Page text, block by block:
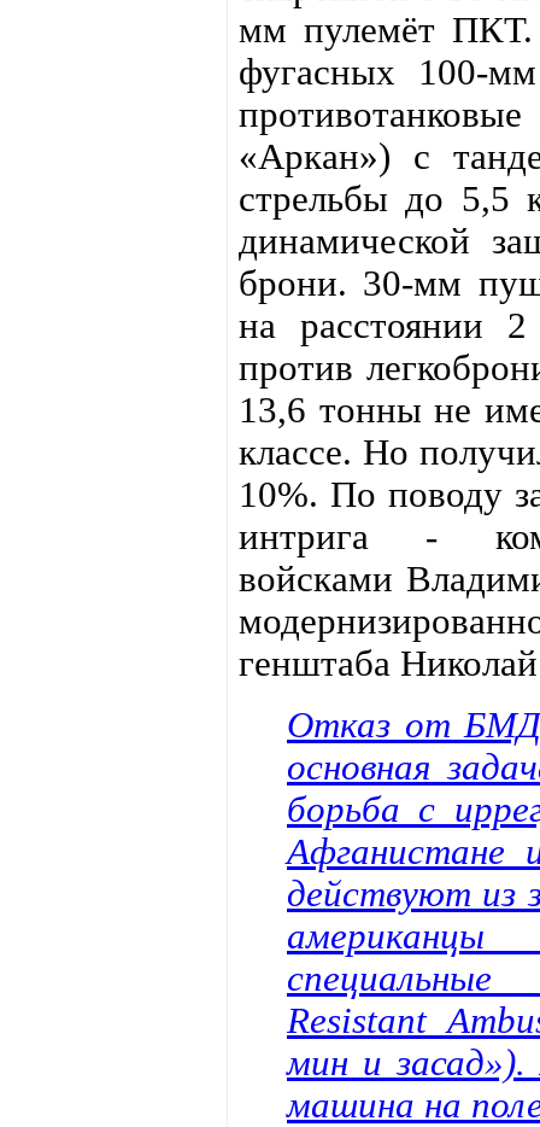
мм пулемёт ПКТ.
фугасных 100-
«Аркан») с
стрельбы до 5,5
динамической
брони. 30-мм
на расстоянии
против
13,6 тонны не
классе. Но
10%. По поводу
интрига -
войсками
генштаба
Отказ от
основная
борьба с
Афганистане
действуют из
Resistant
мин и засад»).
машина на